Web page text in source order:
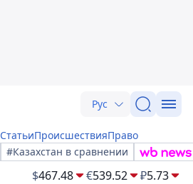
Рус
СтатьиПроисшествияПраво
#Казахстан в сравнении
$467.48 €539.52 ₽5.73